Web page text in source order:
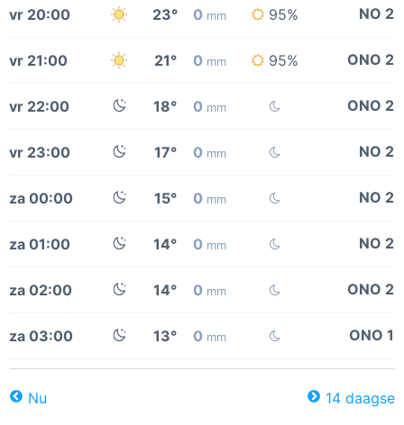
vr 20:00 23° 0 mm 95% NO 2
vr 21:00 21° 0 mm 95% ONO 2
vr 22:00 18° 0 mm ONO 2
vr 23:00 17° 0 mm NO 2
za 00:00 15° 0 mm NO 2
za 01:00 14° 0 mm NO 2
za 02:00 14° 0 mm ONO 2
za 03:00 13° 0 mm ONO 1
Nu 14 daagse